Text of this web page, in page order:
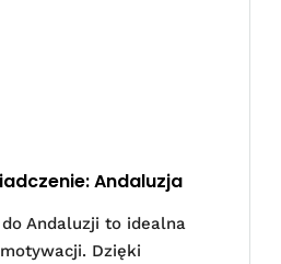
Andaluzja
Andaluzji to idealna
Dzięki